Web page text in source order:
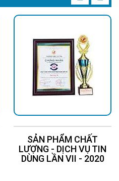
SẢN PHẨM CHẤT
LƯỢNG - DỊCH VỤ TIN
DÙNG LẦN VII - 2020